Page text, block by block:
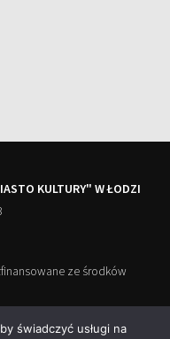
KULTURY" W ŁODZI
ze środków
świadczyć usługi na